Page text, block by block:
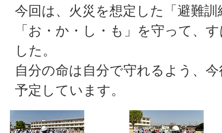
今回は、火災を想定した「避難
「お・か・し・も」を守って、
した。
自分の命は自分で守れるよう、
予定しています。